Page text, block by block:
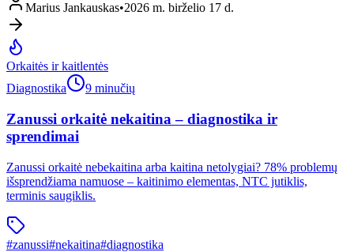
Marius Jankauskas•2026 m. birželio 17 d.
Orkaitės ir kaitlentės
Diagnostika
9 minučių
Zanussi orkaitė nekaitina – diagnostika ir
sprendimai
Zanussi orkaitė nebekaitina arba kaitina netolygiai? 78% problemų
išsprendžiama namuose – kaitinimo elementas, NTC jutiklis,
terminis saugiklis.
#zanussi#nekaitina#diagnostika